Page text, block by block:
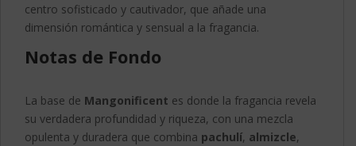
centro sofisticado y cautivador, que añade una
dimensión romántica y sensual a la fragancia.
Notas de Fondo
La base de Mangonificent es donde la fragancia revela
su verdadera profundidad y riqueza, con una mezcla
opulenta y duradera que combina pachulí, almizcle,